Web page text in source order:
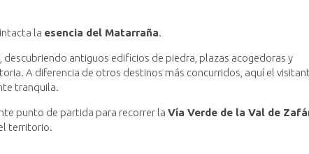
la esencia del Matarraña.
descubriendo antiguos edificios de piedra, plazas acogedoras y
A diferencia de otros destinos más concurridos, aquí el
tranquila.
punto de partida para recorrer la Vía Verde de la Val de
territorio.